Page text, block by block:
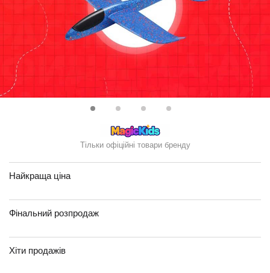
Тільки офіційні товари бренду
Найкраща ціна
Фінальний розпродаж
Хіти продажів